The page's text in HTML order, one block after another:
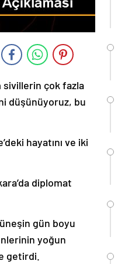
sivillerin çok fazla
düşünüyoruz, bu
hayatını ve iki
diplomat
gün boyu
yoğun
getirdi.